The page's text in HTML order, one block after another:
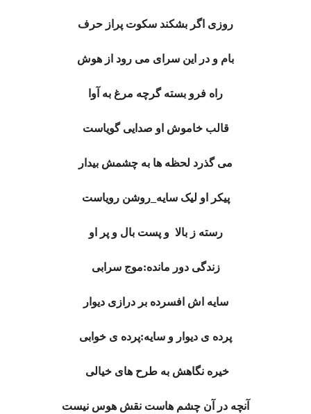
روزی اگر بشکند سکوت پراز حرف
بام و در این سرای می رود از هوش
راه فرو بسته گرچه مرغ به آوا
قالب خاموش او صدایی گویاست
می گذرد لحظه ها به چشمش بیدار
پیکر او لیک سایه_روشن رویاست
رسته ز بالا و پست بال و پر او
زندگی دور مانده:موج سرابی
سایه اش افسرده بر درازی دیوار
پرده ی دیوار و سایه:پرده ی خوابی
خیره نگاهش به طرح های خیالی
آنچه در آن چشم هاست نقش هوس نیست